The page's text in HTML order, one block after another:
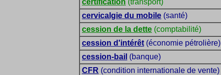
certification (transport)
cervicalgie du mobile (santé)
cession de la dette (comptabilité)
cession d'intérêt (économie pétrolière)
cession-bail (banque)
CFR (condition internationale de vente)